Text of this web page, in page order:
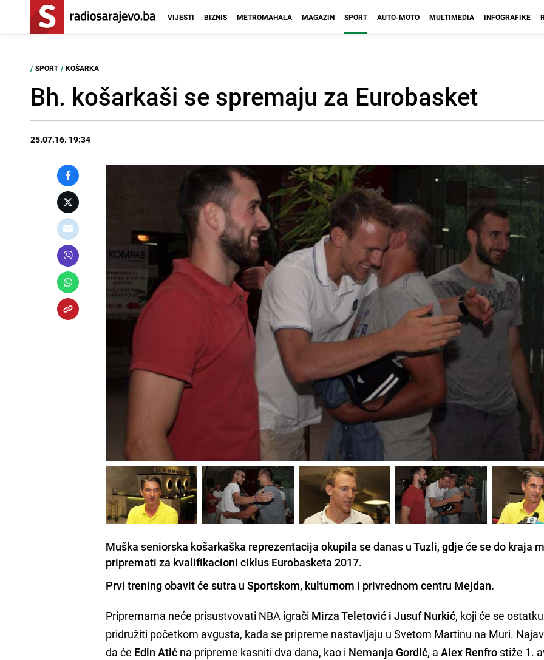
VIJESTI BIZNIS METROMAHALA MAGAZIN SPORT AUTO-MOTO MULTIMEDIA INFOGRAFIKE
/ SPORT / KOŠARKA
Bh. košarkaši se spremaju za Eurobasket
25.07.16. 19:34
Muška seniorska košarkaška reprezentacija okupila se danas u Tuzli, gdje će se do kraja
pripremati za kvalifikacioni ciklus Eurobasketa 2017.
Prvi trening obavit će sutra u Sportskom, kulturnom i privrednom centru Mejdan.
Pripremama neće prisustvovati NBA igrači Mirza Teletović i Jusuf Nurkić, koji će se
pridružiti početkom avgusta, kada se pripreme nastavljaju u Svetom Martinu na Muri.
da će Edin Atić na pripreme kasniti dva dana, kao i Nemanja Gordić, aAlex Renfro stiže 1.